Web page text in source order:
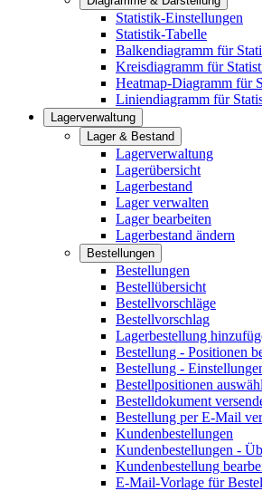
Statistik-Einstellungen
Statistik-Tabelle
Balkendiagramm für
Kreisdiagramm für
Heatmap-Diagramm für
Liniendiagramm für
Lagerverwaltung
Lager & Bestand
Lagerverwaltung
Lagerübersicht
Lagerbestand
Lager verwalten
Lager bearbeiten
Lagerbestand ändern
Bestellungen
Bestellungen
Bestellübersicht
Bestellvorschläge
Bestellvorschlag
Lagerbestellung
Bestellung - Positionen
Bestellung -
Bestellpositionen
Bestelldokument
Bestellung per E-Mail
Kundenbestellungen
Kundenbestellungen -
Kundenbestellung
E-Mail-Vorlage für